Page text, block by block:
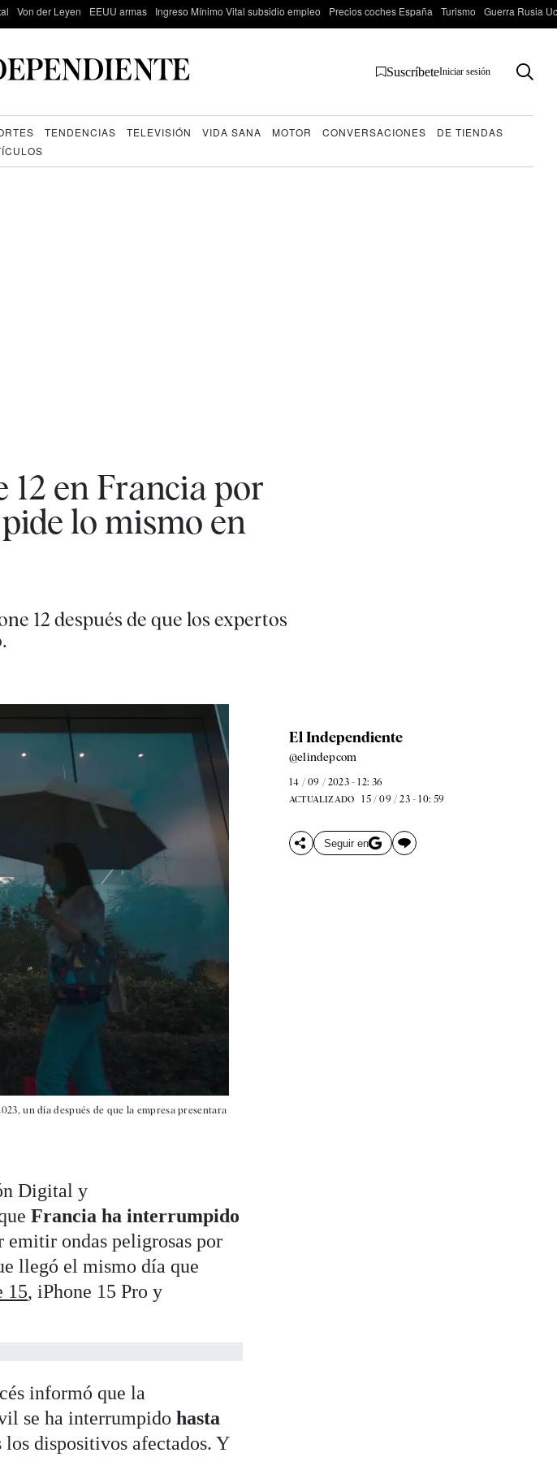
Von der Leyen EEUU armas Ingreso Mínimo Vital subsidio empleo Precios coches España Turismo Guerra Rusia
SuscríbeteIniciar sesión
TENDENCIAS TELEVISIÓN VIDA SANA MOTOR CONVERSACIONES
DE TIENDAS
12 en Francia por
lo mismo en
12 después de que los expertos
un día después de que la empresa presentara
El Independiente
@elindepcom
14 / 09 / 2023 - 12: 36
ACTUALIZADO 15 / 09 / 23 - 10: 59
Seguir en
Digital y
Francia ha interrumpido
emitir ondas peligrosas por
llegó el mismo día que
15, iPhone 15 Pro y
informó que la
se ha interrumpidohasta
los dispositivos afectados. Y